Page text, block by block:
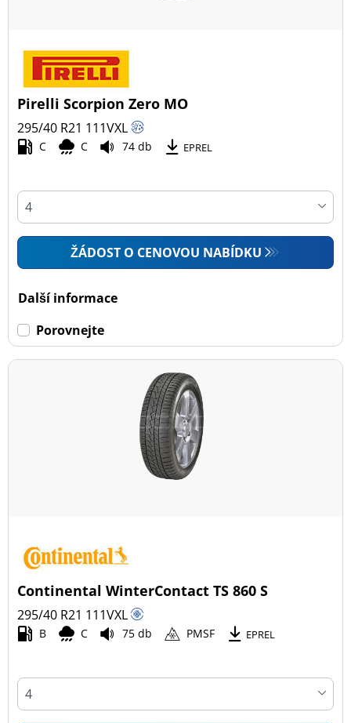
Pirelli Scorpion Zero MO
295/40 R21 111VXL
C C 74 db EPREL
ŽÁDOST O CENOVOU NABÍDKU
Další informace
Porovnejte
Continental WinterContact TS 860 S
295/40 R21 111VXL
B C 75 db PMSF EPREL